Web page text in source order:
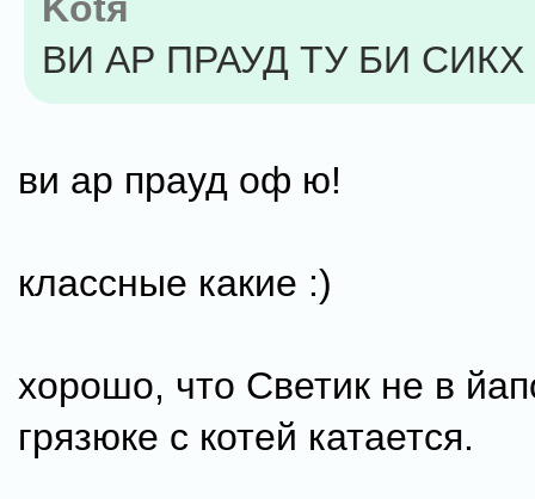
ВИ АР ПРАУД ТУ БИ СИКХ
ви ар прауд оф ю!
классные какие :)
хорошо, что Светик не в
грязюке с котей катается.